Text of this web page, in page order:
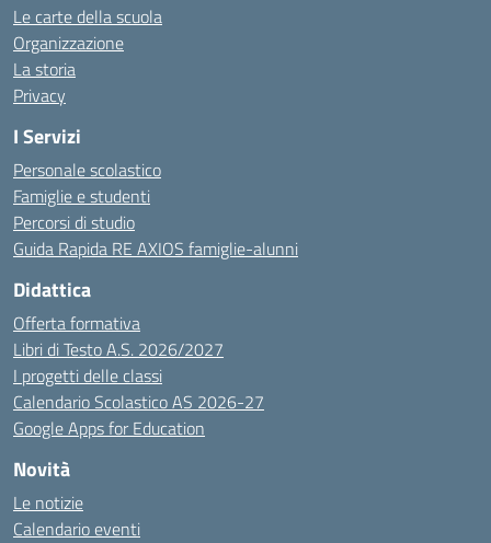
Le carte della scuola
Organizzazione
La storia
Privacy
I Servizi
Personale scolastico
Famiglie e studenti
Percorsi di studio
Guida Rapida RE AXIOS famiglie-alunni
Didattica
Offerta formativa
Libri di Testo A.S. 2026/2027
I progetti delle classi
Calendario Scolastico AS 2026-27
Google Apps for Education
Novità
Le notizie
Calendario eventi